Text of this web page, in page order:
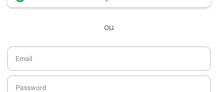
desde dezembro de 2016.
Acesso ao formato digital da SÁBADO
SÁBADO.
diário da atualidade.
ou